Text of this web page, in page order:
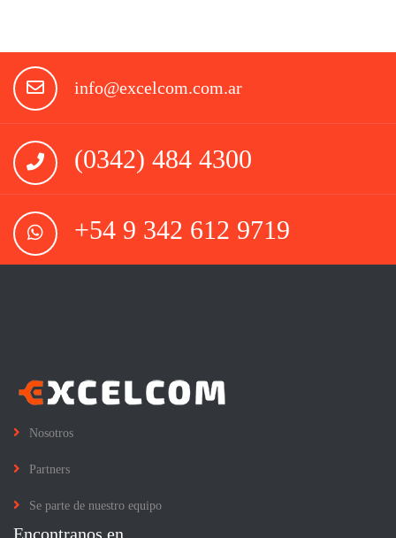
info@excelcom.com.ar
(0342) 484 4300
+54 9 342 612 9719
Nosotros
Partners
Se parte de nuestro equipo
Encontranos en